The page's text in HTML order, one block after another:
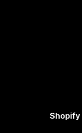
Shopify